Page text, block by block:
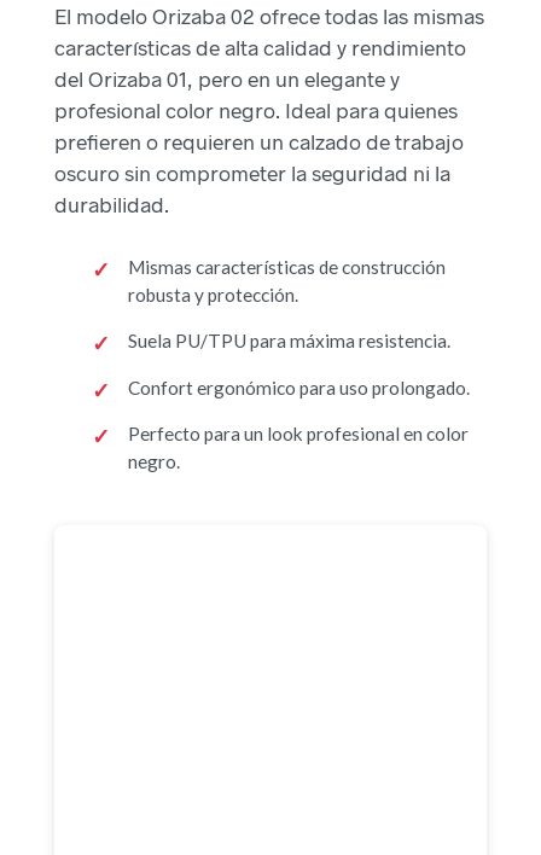
El modelo Orizaba 02 ofrece todas las mismas
características de alta calidad y rendimiento
del Orizaba 01, pero en un elegante y
profesional color negro. Ideal para quienes
prefieren o requieren un calzado de trabajo
oscuro sin comprometer la seguridad ni la
durabilidad.
Mismas características de construcción
robusta y protección.
Suela PU/TPU para máxima resistencia.
Confort ergonómico para uso prolongado.
Perfecto para un look profesional en color
negro.